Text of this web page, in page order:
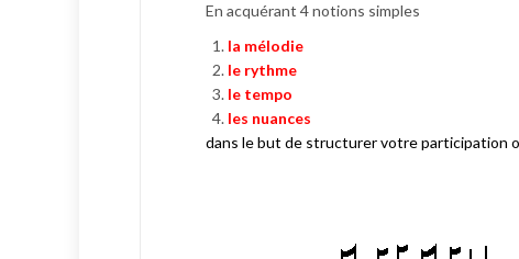
En acquérant 4 notions simples
la mélodie
le rythme
le tempo
les nuances
dans le but de structurer votre participation